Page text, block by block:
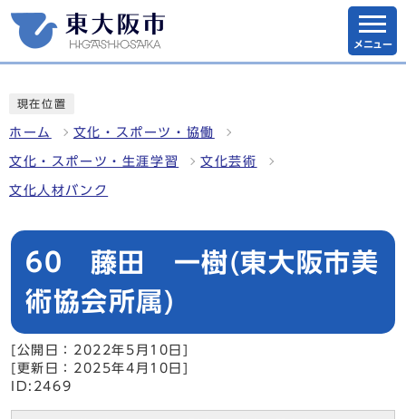
メニュー
現在位置
ホーム 文化・スポーツ・協働
文化・スポーツ・生涯学習 文化芸術
文化人材バンク
60 藤田 一樹(東大阪市美
術協会所属)
[公開日：2022年5月10日]
[更新日：2025年4月10日]
ID:2469